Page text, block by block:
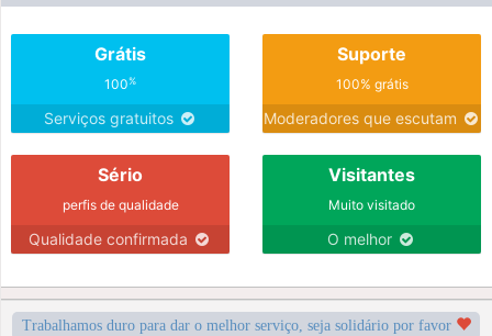
Grátis
100%
Serviços gratuitos
Suporte
100% grátis
Moderadores que escutam
Sério
perfis de qualidade
Qualidade confirmada
Visitantes
Muito visitado
O melhor
Trabalhamos duro para dar o melhor serviço, seja solidário por favor